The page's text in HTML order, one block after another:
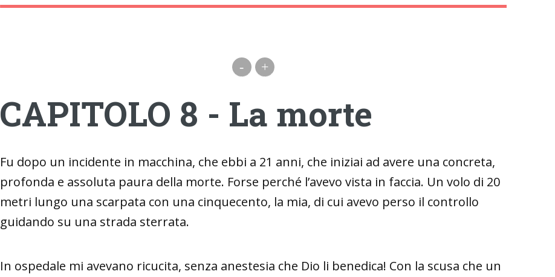
- +
CAPITOLO 8 - La morte
Fu dopo un incidente in macchina, che ebbi a 21 anni, che iniziai ad avere una concreta,
profonda e assoluta paura della morte. Forse perché l’avevo vista in faccia. Un volo di 20
metri lungo una scarpata con una cinquecento, la mia, di cui avevo perso il controllo
guidando su una strada sterrata.
In ospedale mi avevano ricucita, senza anestesia che Dio li benedica! Con la scusa che un